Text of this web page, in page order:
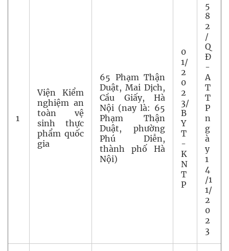
1
Viện Kiểm
nghiệm an
toàn vệ
sinh thực
phẩm quốc
gia
65 Phạm Thận
Duật, Mai Dịch,
Cầu Giấy, Hà
Nội (nay là: 65
Phạm Thận
Duật, phường
Phú Diễn,
thành phố Hà
Nội)
0
1/
2
0
2
3/
B
Y
T
-
K
N
T
P
5
8
2
/
Q
Đ
-
A
T
T
P
n
g
à
y
1
4
/1
1/
2
0
2
3